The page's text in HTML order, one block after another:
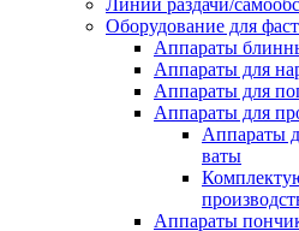
Оборудование для
Аппараты
Аппараты для
Аппараты для
Аппараты для
Аппараты
ваты
Аппараты